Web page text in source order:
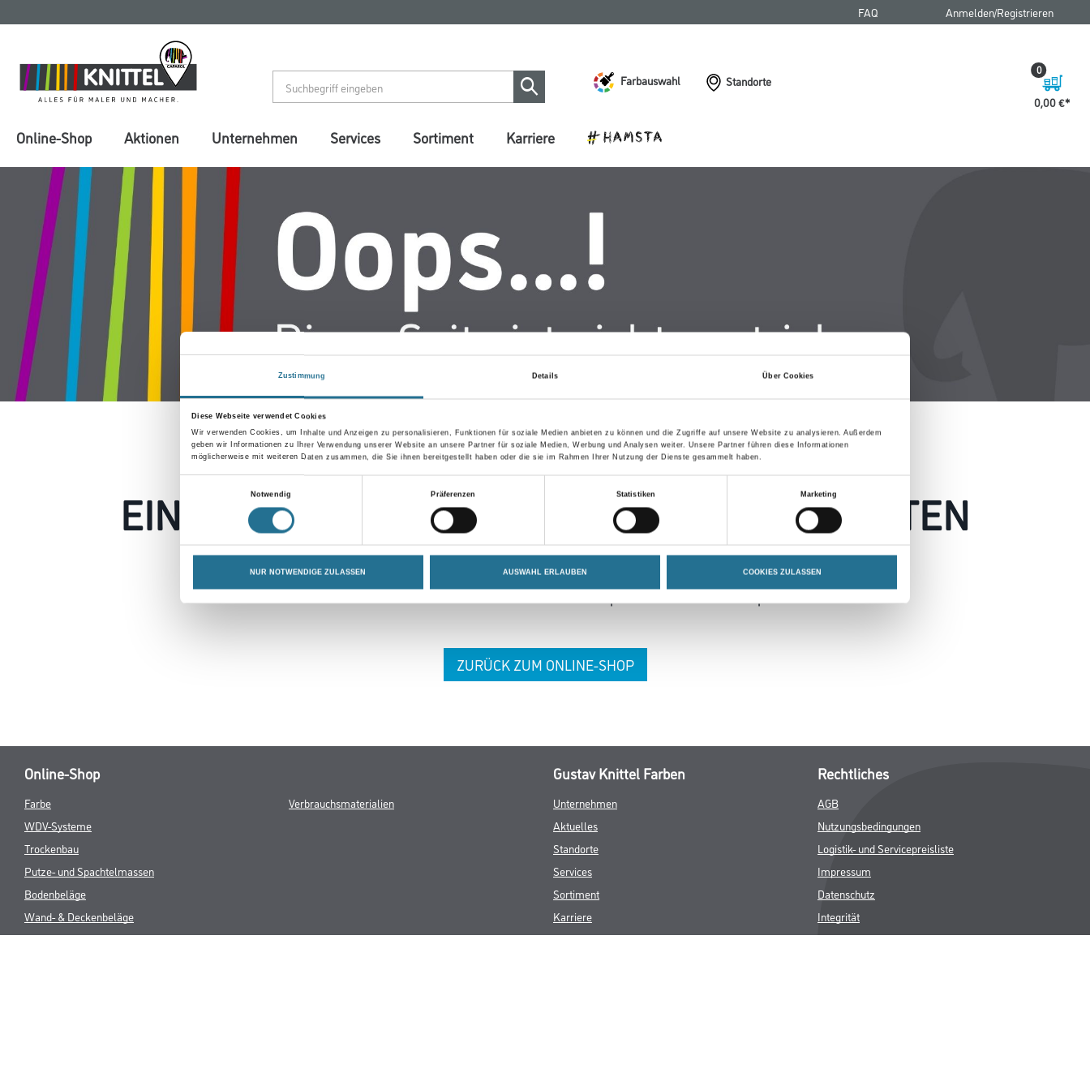
Zustimmung Details Über Cookies
Diese Webseite verwendet Cookies
Wir verwenden Cookies, um Inhalte und Anzeigen zu personalisieren, Funktionen für soziale Medien anbieten zu können und die Zugriffe auf unsere Website zu analysieren. Außerdem
geben wir Informationen zu Ihrer Verwendung unserer Website an unsere Partner für soziale Medien, Werbung und Analysen weiter. Unsere Partner führen diese Informationen
möglicherweise mit weiteren Daten zusammen, die Sie ihnen bereitgestellt haben oder die sie im Rahmen Ihrer Nutzung der Dienste gesammelt haben.
Notwendig
Präferenzen Statistiken Marketing
NUR NOTWENDIGE ZULASSEN AUSWAHL ERLAUBEN COOKIES ZULASSEN
springen
springen
FAQ Anmelden/Registrieren
Farbauswahl
Standorte
0,00 €
0
Online-Shop Aktionen Unternehmen Services Sortiment Karriere
EIN KLEINER ZWISCHENFALL IST AUFGETRETEN
Keine Sorge, wir pinseln schon an der Lösung und werden das Problem so schnell wie möglich beheben.
ZURÜCK ZUM ONLINE-SHOP
Online-Shop
Farbe
WDV-Systeme
Trockenbau
Putze- und Spachtelmassen
Bodenbeläge
Wand- & Deckenbeläge
Werkzeug & Maschinen
Verbrauchsmaterialien
Gustav Knittel Farben
Unternehmen
Aktuelles
Standorte
Services
Sortiment
Karriere
FAQ
Rechtliches
AGB
Nutzungsbedingungen
Logistik- und Servicepreisliste
Impressum
Datenschutz
Integrität
Kontakt